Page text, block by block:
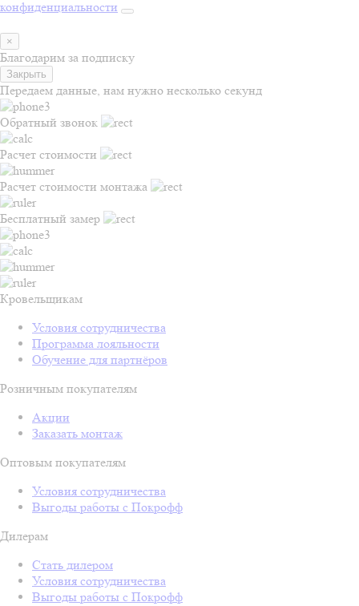
конфиденциальности
×
Благодарим за подписку
Закрыть
Передаем данные, нам нужно несколько секунд
Обратный звонок
Расчет стоимости
Расчет стоимости монтажа
Бесплатный замер
Кровельщикам
Условия сотрудничества
Программа лояльности
Обучение для партнёров
Розничным покупателям
Акции
Заказать монтаж
Оптовым покупателям
Условия сотрудничества
Выгоды работы с Покрофф
Дилерам
Стать дилером
Условия сотрудничества
Выгоды работы с Покрофф